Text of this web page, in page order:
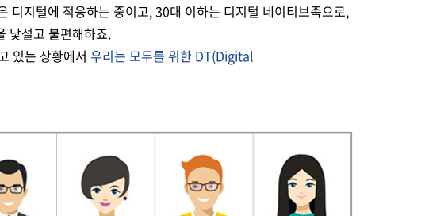
디지털에 적응하는 중이고, 30대 이하는 디지털 네이티브족으로,
낯설고 불편해하죠.
있는 상황에서 우리는 모두를 위한 DT(Digital